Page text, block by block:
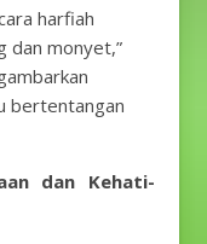
harfiah
dan monyet,”
bertentangan
dan Kehati-